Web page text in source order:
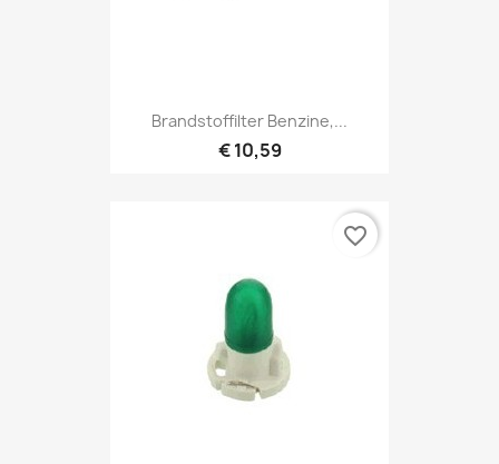
Brandstoffilter Benzine,...
€ 10,59
favorite_border